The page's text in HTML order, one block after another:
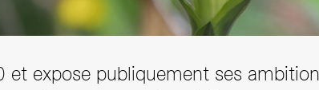
et expose publiquement ses